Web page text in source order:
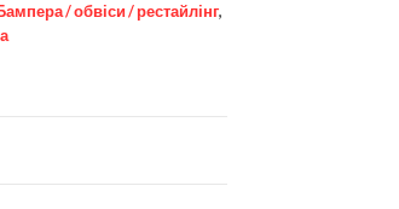
/ обвіси / рестайлінг,